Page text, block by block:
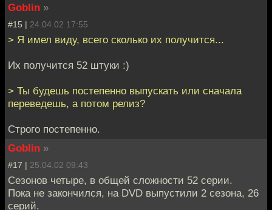
Goblin »
#15 | 24.04.02 17:55
> Я имел виду, всего сколько их получится...
Их получится 52 штуки :)
> Ты будешь постепенно выпускать или сначала
переведешь, а потом релиз?
Строго постепенно.
Goblin »
#17 | 25.04.02 09:43
Сезонов четыре, в общей сложности 52 серии.
Пока не закончился, на DVD выпустили 2 сезона, 26
серий.